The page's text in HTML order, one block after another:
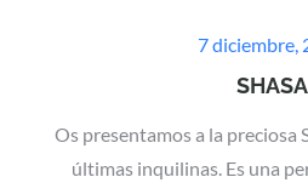
Posted
7 diciembre,
SHASA
Os presentamos a la preciosa
últimas inquilinas. Es una